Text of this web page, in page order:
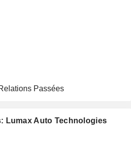
Passées
Lumax Auto Technologies